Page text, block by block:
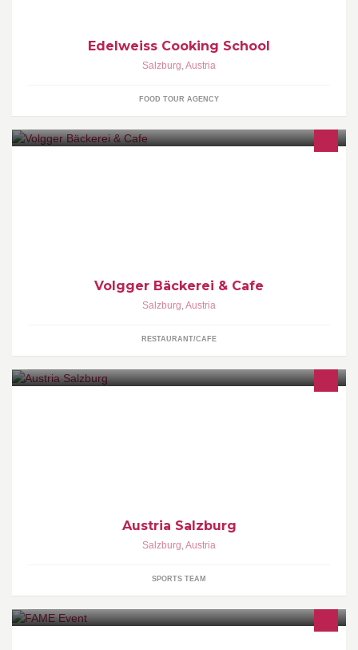
Edelweiss Cooking School
Salzburg,Austria
FOOD TOUR AGENCY
Volgger Bäckerei & Cafe
Salzburg,Austria
RESTAURANT/CAFE
Austria Salzburg
Salzburg,Austria
SPORTS TEAM